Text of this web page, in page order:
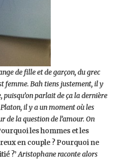
de fille et de garçon, du grec
femme. Bah tiens justement, il y
puisqu’on parlait de ça la dernière
il y a un moment où les
de la question de l’amour. On
les hommes et les
en couple ? Pourquoi ne
?’Aristophane raconte alors